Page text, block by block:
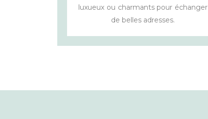
luxueux ou charmants pour échanger
de belles adresses.